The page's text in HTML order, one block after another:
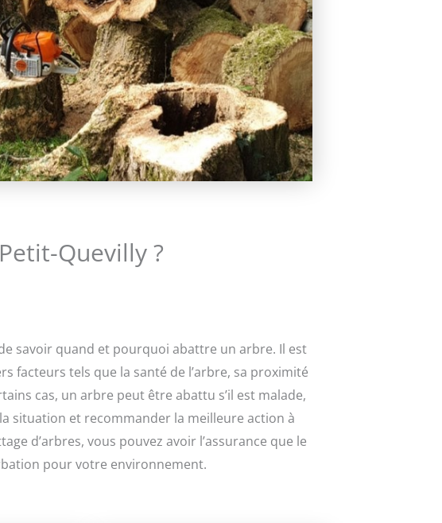
Quevilly ?
savoir quand et pourquoi abattre un arbre. Il est
facteurs tels que la santé de l’arbre, sa proximité
cas, un arbre peut être abattu s’il est malade,
situation et recommander la meilleure action à
d’arbres, vous pouvez avoir l’assurance que le
pour votre environnement.